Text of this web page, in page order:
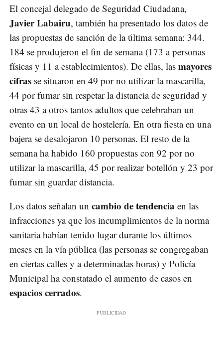
El concejal delegado de Seguridad Ciudadana,
Javier Labairu, también ha presentado los datos de
las propuestas de sanción de la última semana: 344.
184 se produjeron el fin de semana (173 a personas
físicas y 11 a establecimientos). De ellas, las mayores
cifras se situaron en 49 por no utilizar la mascarilla,
44 por fumar sin respetar la distancia de seguridad y
otras 43 a otros tantos adultos que celebraban un
evento en un local de hostelería. En otra fiesta en una
bajera se desalojaron 10 personas. El resto de la
semana ha habido 160 propuestas con 92 por no
utilizar la mascarilla, 45 por realizar botellón y 23 por
fumar sin guardar distancia.
Los datos señalan un cambio de tendencia en las
infracciones ya que los incumplimientos de la norma
sanitaria habían tenido lugar durante los últimos
meses en la vía pública (las personas se congregaban
en ciertas calles y a determinadas horas) y Policía
Municipal ha constatado el aumento de casos en
espacios cerrados.